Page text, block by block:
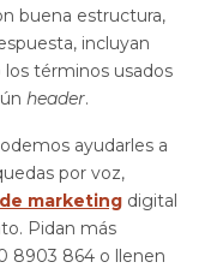
buena estructura,
incluyan
términos usados
header.
ayudarles a
por voz,
marketing digital
Pidan más
8903 864 o llenen